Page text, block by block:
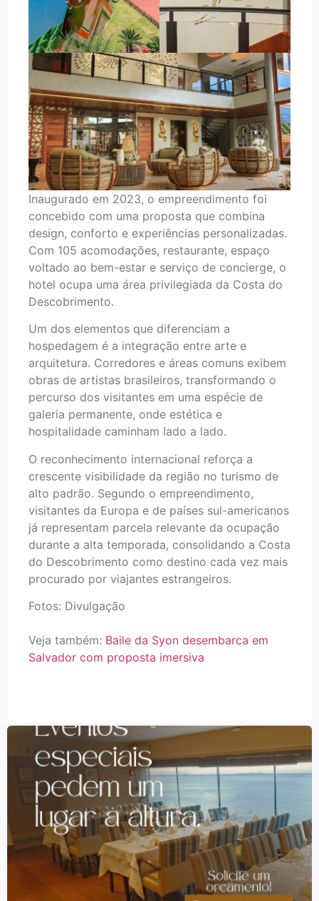
Inaugurado em 2023, o empreendimento foi
concebido com uma proposta que combina
design, conforto e experiências personalizadas.
Com 105 acomodações, restaurante, espaço
voltado ao bem-estar e serviço de concierge, o
hotel ocupa uma área privilegiada da Costa do
Descobrimento.
Um dos elementos que diferenciam a
hospedagem é a integração entre arte e
arquitetura. Corredores e áreas comuns exibem
obras de artistas brasileiros, transformando o
percurso dos visitantes em uma espécie de
galeria permanente, onde estética e
hospitalidade caminham lado a lado.
O reconhecimento internacional reforça a
crescente visibilidade da região no turismo de
alto padrão. Segundo o empreendimento,
visitantes da Europa e de países sul-americanos
já representam parcela relevante da ocupação
durante a alta temporada, consolidando a Costa
do Descobrimento como destino cada vez mais
procurado por viajantes estrangeiros.
Fotos: Divulgação
Veja também: Baile da Syon desembarca em
Salvador com proposta imersiva